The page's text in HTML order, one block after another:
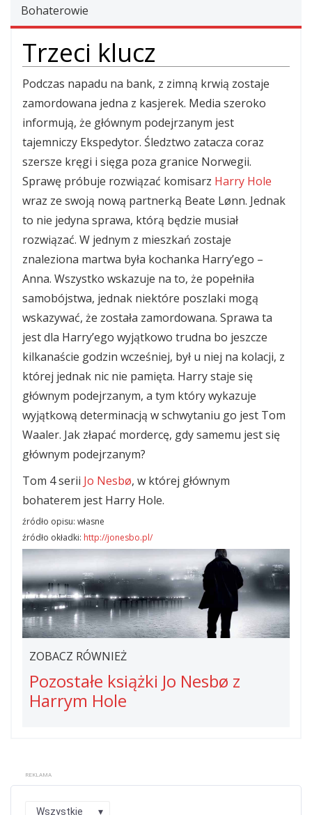
Bohaterowie
Trzeci klucz
Podczas napadu na bank, z zimną krwią zostaje
zamordowana jedna z kasjerek. Media szeroko
informują, że głównym podejrzanym jest
tajemniczy Ekspedytor. Śledztwo zatacza coraz
szersze kręgi i sięga poza granice Norwegii.
Sprawę próbuje rozwiązać komisarz Harry Hole
wraz ze swoją nową partnerką Beate Lønn. Jednak
to nie jedyna sprawa, którą będzie musiał
rozwiązać. W jednym z mieszkań zostaje
znaleziona martwa była kochanka Harry’ego –
Anna. Wszystko wskazuje na to, że popełniła
samobójstwa, jednak niektóre poszlaki mogą
wskazywać, że została zamordowana. Sprawa ta
jest dla Harry’ego wyjątkowo trudna bo jeszcze
kilkanaście godzin wcześniej, był u niej na kolacji, z
której jednak nic nie pamięta. Harry staje się
głównym podejrzanym, a tym który wykazuje
wyjątkową determinacją w schwytaniu go jest Tom
Waaler. Jak złapać mordercę, gdy samemu jest się
głównym podejrzanym?
Tom 4 serii Jo Nesbø, w której głównym
bohaterem jest Harry Hole.
źródło opisu: własne
źródło okładki: http://jonesbo.pl/
ZOBACZ RÓWNIEŻ
Pozostałe książki Jo Nesbø z
Harrym Hole
Streszczenie
Podczas napadu na bank w Oslo, porywacz
Zakończenie
Kto napada na banki w Oslo?
REKLAMA
Wszystkie